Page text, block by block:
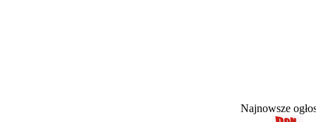
Najnowsze